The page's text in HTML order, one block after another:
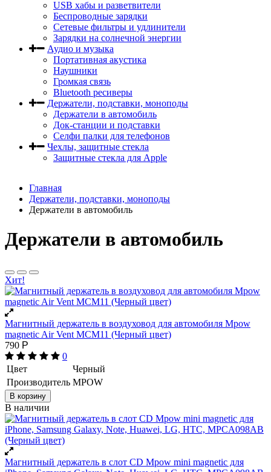
USB хабы и разветвители
Беспроводные зарядки
Сетевые фильтры и удлинители
Зарядки на солнечной энергии
Аудио и музыка
Портативная акустика
Наушники
Громкая связь
Bluetooth ресиверы
Держатели, подставки, моноподы
Держатели в автомобиль
Док-станции и подставки
Селфи палки для телефонов
Чехлы, защитные стекла
Защитные стекла для Apple
Главная
Держатели, подставки, моноподы
Держатели в автомобиль
Держатели в автомобиль
Хит!
Магнитный держатель в воздуховод для автомобиля Mpow
magnetic Air Vent MCM11 (Черный цвет)
790 Р
0
Цвет
Черный
Производитель MPOW
В корзину
В наличии
Магнитный держатель в слот CD Mpow mini magnetic для